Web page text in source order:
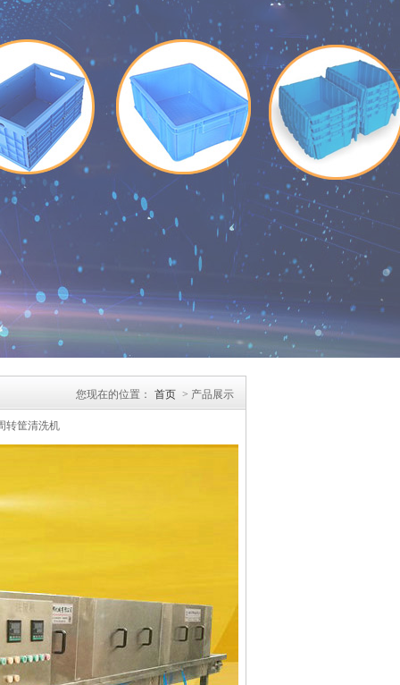
您现在的位置： 首页 > 产品展示
转筐清洗机